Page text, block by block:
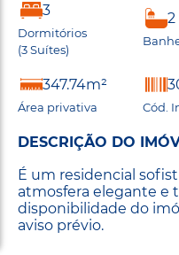
3
Dormitórios
(3 Suítes)
2
347.74m²
Área privativa Cód.
DESCRIÇÃO DO
É um residencial
atmosfera elegante e
disponibilidade do
aviso prévio.